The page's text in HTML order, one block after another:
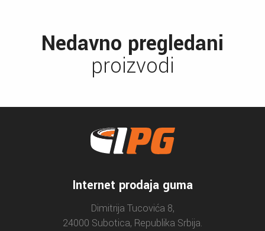
Nedavno pregledani
proizvodi
Internet prodaja guma
Dimitrija Tucovića 8,
24000 Subotica, Republika Srbija.